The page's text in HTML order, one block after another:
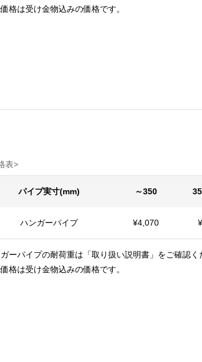
価格は受け金物込みの価格です。
格表> ※消費税込
パイプ実寸(mm) ～350
ハンガーパイプ ¥4,070
ーパイプの耐荷重は「取り扱い説明書」をご確認く
格は受け金物込みの価格です。